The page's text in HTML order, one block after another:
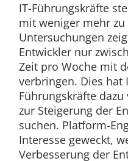
IT-Führungskräfte
mit weniger mehr zu
Untersuchungen
Entwickler nur
Zeit pro Woche mit
verbringen. Dies hat
Führungskräfte
zur Steigerung der
suchen. Platform-
Interesse geweckt,
Verbesserung der